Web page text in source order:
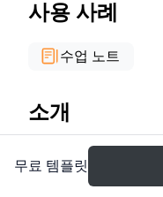
사용 사례
수업 노트
소개
The 'How to use
quick-start guide for
무료 템플릿